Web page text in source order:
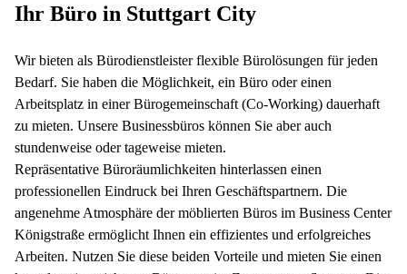
Ihr Büro in Stuttgart City
Wir bieten als Bürodienstleister flexible Bürolösungen für jeden
Bedarf. Sie haben die Möglichkeit, ein Büro oder einen
Arbeitsplatz in einer Bürogemeinschaft (Co-Working) dauerhaft
zu mieten. Unsere Businessbüros können Sie aber auch
stundenweise oder tageweise mieten.
Repräsentative Büroräumlichkeiten hinterlassen einen
professionellen Eindruck bei Ihren Geschäftspartnern. Die
angenehme Atmosphäre der möblierten Büros im Business Center
Königstraße ermöglicht Ihnen ein effizientes und erfolgreiches
Arbeiten. Nutzen Sie diese beiden Vorteile und mieten Sie einen